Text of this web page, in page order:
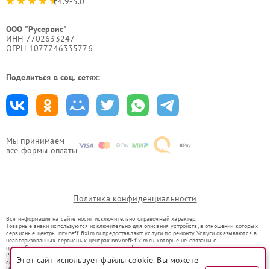
Мы принимаем
все формы оплаты
ООО "Русервис"
ИНН 7702633247
ОГРН 1077746335776
Поделиться в соц. сетях:
Политика конфиденциальности
Вся информация на сайте носит исключительно справочный характер.
Товарные знаки используются исключительно для описания устройств, в отношении которых
сервисные центры nnv.neff-fixim.ru предоставляют услуги по ремонту. Услуги оказываются в
неавторизованных сервисных центрах nnv.neff-fixim.ru, которые не связаны с
правообладателями товарных знаков или их официальными представителями.
Ремонт осуществляется для устройств, уже введенных в гражданский оборот в соответствии
со статьей 1487 ГК РФ.
Этот сайт использует файлы cookie. Вы можете